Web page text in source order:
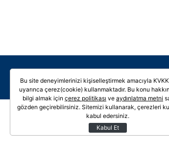
Galeri
Bu site deneyimlerinizi kişiselleştirmek amacıyla
uyarınca çerez(cookie) kullanmaktadır. Bu konu
bilgi almak için çerez politikası ve aydınlatma metni
gözden geçirebilirsiniz. Sitemizi kullanarak, çerezleri
kabul edersiniz.
Kabul Et